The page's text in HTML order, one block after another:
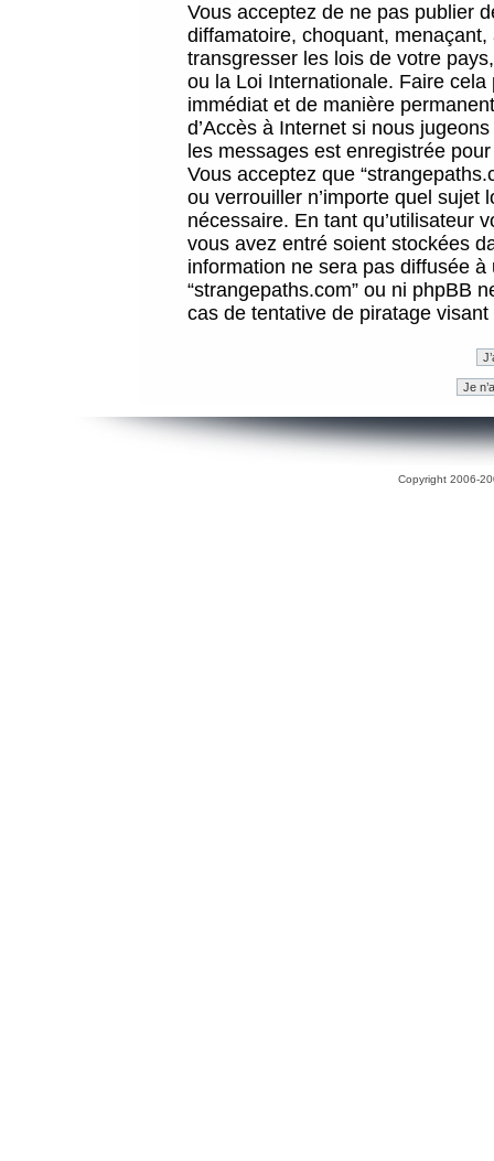
Vous acceptez de ne pas publier
diffamatoire, choquant,
transgresser les lois de votre
ou la Loi Internationale. Faire
immédiat et de manière
d’Accès à Internet si nous
les messages est enregistrée
Vous acceptez que
ou verrouiller n’importe quel sujet
nécessaire. En tant qu’utilisateur
vous avez entré soient stockées
information ne sera pas diffusée
“strangepaths.com” ou ni phpBB
cas de tentative de piratage
Copyright 2006-